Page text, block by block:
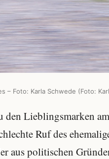
– Foto: Karla Schwede (Foto:
den Lieblingsmarken
Ruf des
aus politischen